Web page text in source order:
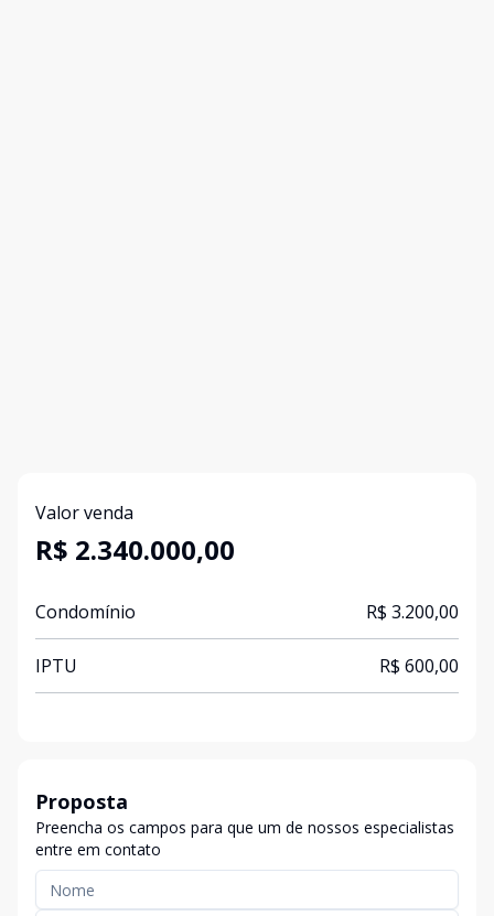
Valor venda
R$ 2.340.000,00
Condomínio R$ 3.200,00
IPTU R$ 600,00
Proposta
Preencha os campos para que um de nossos especialistas
entre em contato